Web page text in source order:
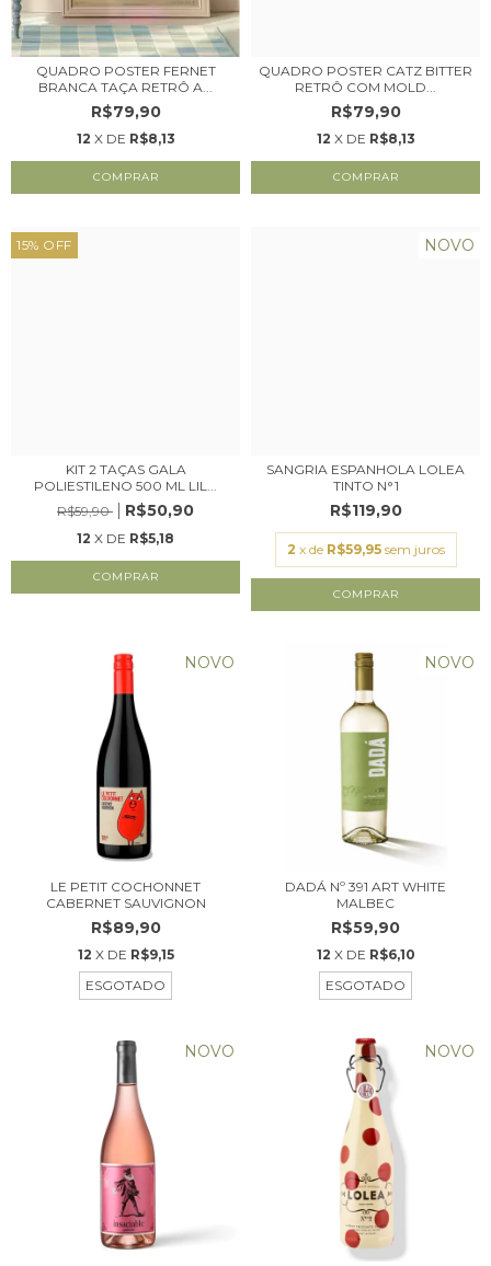
QUADRO POSTER FERNET
BRANCA TAÇA RETRÔ A...
R$79,90
12 X DE R$8,13
QUADRO POSTER CATZ BITTER
RETRÔ COM MOLD...
R$79,90
12 X DE R$8,13
15% OFF
KIT 2 TAÇAS GALA
POLIESTILENO 500 ML LIL...
R$59,90
R$50,90
12 X DE R$5,18
NOVO
SANGRIA ESPANHOLA LOLEA
TINTO N°1
R$119,90
2 x de R$59,95 sem juros
NOVO
LE PETIT COCHONNET
CABERNET SAUVIGNON
R$89,90
12 X DE R$9,15
ESGOTADO
NOVO
DADÁ Nº 391 ART WHITE
MALBEC
R$59,90
12 X DE R$6,10
ESGOTADO
NOVO NOVO